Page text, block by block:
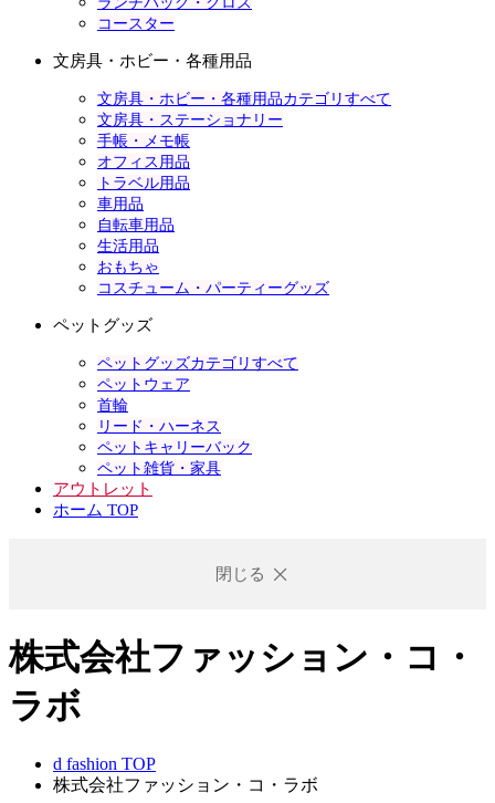
コースター
文房具・ホビー・各種用品
文房具・ホビー・各種用品カテゴリすべて
文房具・ステーショナリー
手帳・メモ帳
オフィス用品
トラベル用品
車用品
自転車用品
生活用品
おもちゃ
コスチューム・パーティーグッズ
ペットグッズ
ペットグッズカテゴリすべて
ペットウェア
首輪
リード・ハーネス
ペットキャリーバック
ペット雑貨・家具
アウトレット
ホーム TOP
閉じる
株式会社ファッション・コ・
ラボ
d fashion TOP
株式会社ファッション・コ・ラボ